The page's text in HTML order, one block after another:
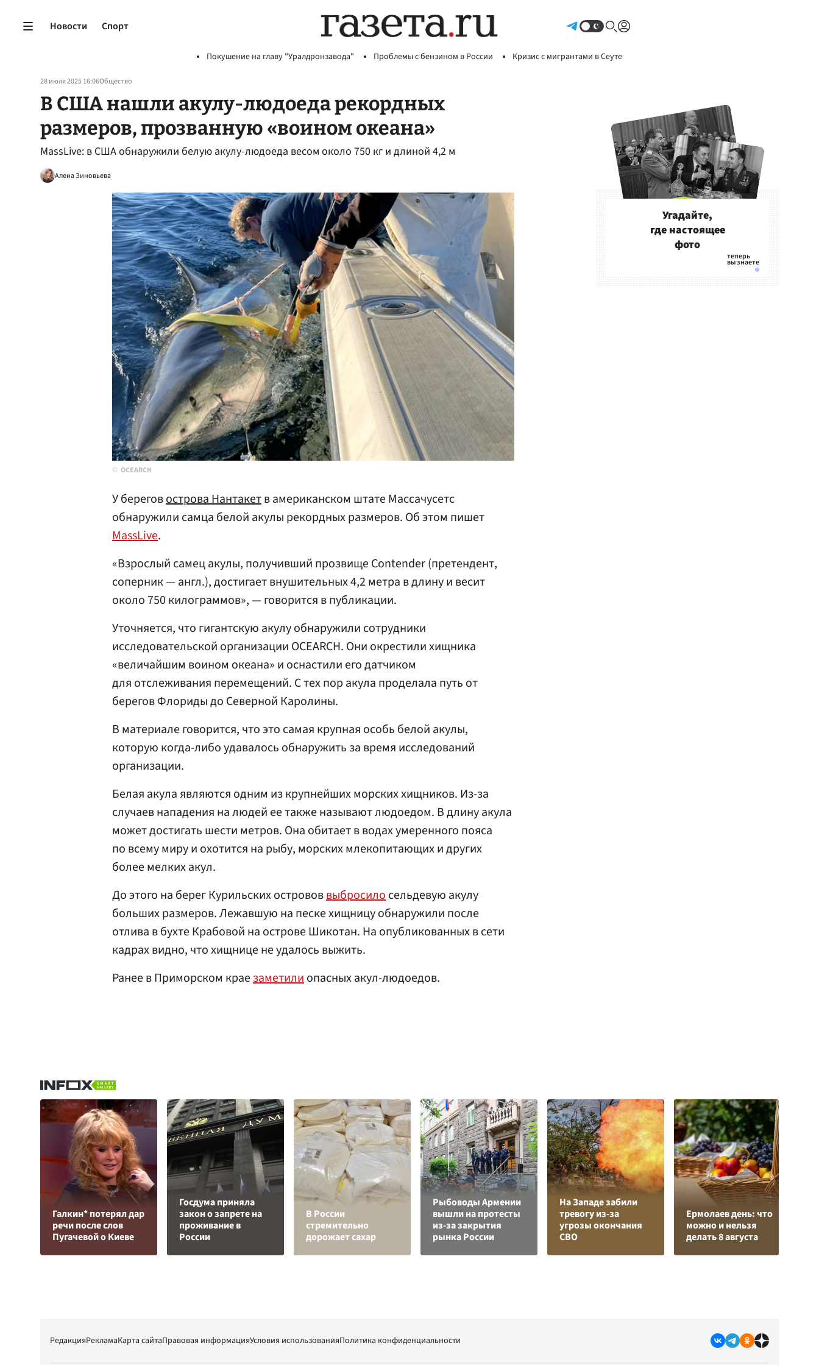
Новости Спорт
Покушение на главу "Уралдронзавода" Проблемы с бензином в России Кризис с мигрантами в Сеуте
28 июля 2025 16:06Общество
В США нашли акулу-людоеда рекордных
размеров, прозванную «воином океана»
MassLive: в США обнаружили белую акулу-людоеда весом около 750 кг и длиной 4,2 м
Алена Зиновьева
OCEARCH
У береговострова Нантакетв американском штате Массачусетс
обнаружили самца белой акулы рекордных размеров. Об этом пишет
MassLive.
«Взрослый самец акулы, получивший прозвище Contender (претендент,
соперник — англ.), достигает внушительных 4,2 метра в длину и весит
около 750 килограммов», — говорится в публикации.
Уточняется, что гигантскую акулу обнаружили сотрудники
исследовательской организации OCEARCH. Они окрестили хищника
«величайшим воином океана» и оснастили его датчиком
для отслеживания перемещений. С тех пор акула проделала путь от
берегов Флориды до Северной Каролины.
В материале говорится, что это самая крупная особь белой акулы,
которую когда-либо удавалось обнаружить за время исследований
организации.
Белая акула являются одним из крупнейших морских хищников. Из-за
случаев нападения на людей ее также называют людоедом. В длину акула
может достигать шести метров. Она обитает в водах умеренного пояса
по всему миру и охотится на рыбу, морских млекопитающих и других
более мелких акул.
До этого на берег Курильских острововвыбросилосельдевую акулу
больших размеров. Лежавшую на песке хищницу обнаружили после
отлива в бухте Крабовой на острове Шикотан. На опубликованных в сети
кадрах видно, что хищнице не удалось выжить.
Ранее в Приморском краезаметилиопасных акул-людоедов.
Угадайте,
где настоящее
фото
Галкин* потерял дар
речи после слов
Пугачевой о Киеве
Госдума приняла
закон о запрете на
проживание в
России
В России
стремительно
дорожает сахар
Рыбоводы Армении
вышли на протесты
из-за закрытия
рынка России
На Западе забили
тревогу из-за
угрозы окончания
СВО
Ермолаев день: что
можно и нельзя
делать 8 августа
РедакцияРекламаКарта сайтаПравовая информацияУсловия использованияПолитика конфиденциальности